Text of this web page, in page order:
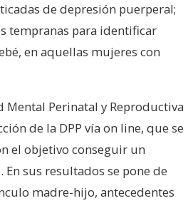
de depresión puerperal;
tempranas para identificar
en aquellas mujeres con
Mental Perinatal y Reproductiva
de la DPP vía on line, que se
el objetivo conseguir un
sus resultados se pone de
madre-hijo, antecedentes